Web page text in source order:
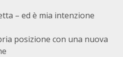
– ed è mia intenzione
posizione con una nuova